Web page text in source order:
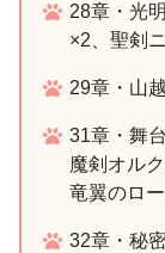
28章・光
×2、聖剣
29章・山
31章・舞
魔剣オル
竜翼のロ
32章・秘